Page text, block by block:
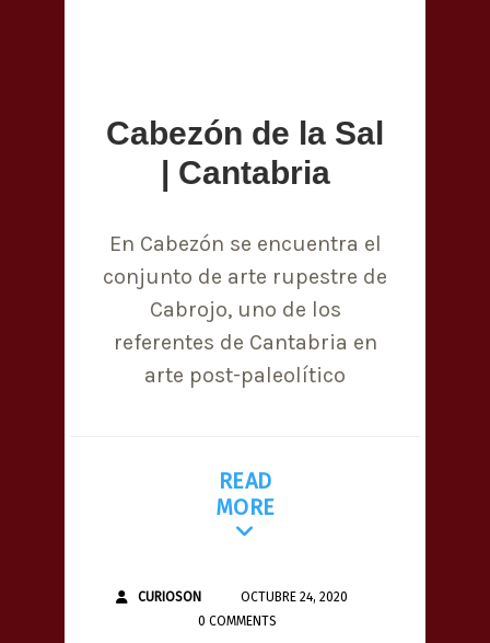
Cabezón de la Sal
| Cantabria
En Cabezón se encuentra el
conjunto de arte rupestre de
Cabrojo, uno de los
referentes de Cantabria en
arte post-paleolítico
READ
MORE
CURIOSON
OCTUBRE 24, 2020
0 COMMENTS